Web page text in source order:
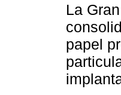
La
papel